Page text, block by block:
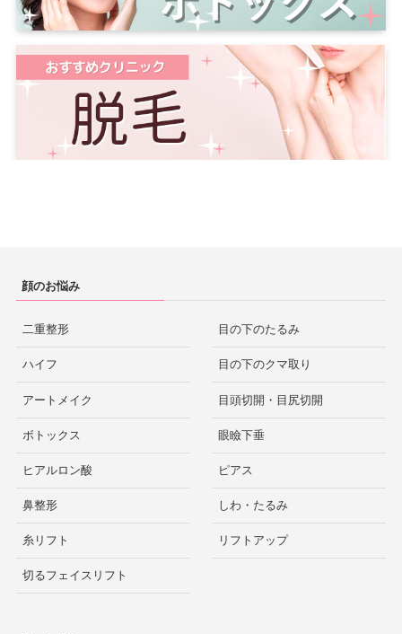
茨城
群馬
顔のお悩み
二重整形
ハイフ
アートメイク
ボトックス
ヒアルロン酸
鼻整形
糸リフト
切るフェイスリフト
目の下のたるみ
目の下のクマ取り
目頭切開・目尻切開
眼瞼下垂
ピアス
しわ・たるみ
リフトアップ